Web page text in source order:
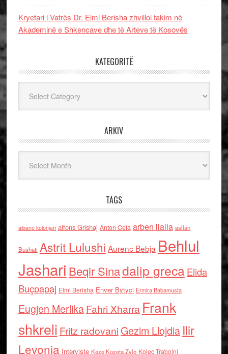
Kryetari i Vatrës Dr. Elmi Berisha zhvilloi takim në
Akademinë e Shkencave dhe të Arteve të Kosovës
KATEGORITË
ARKIV
TAGS
albano kolonjari alfons Grishaj Anton Cefa arben llalla asllan
Bushati Astrit Lulushi Aurenc Bebja Behlul
Jashari Beqir Sinadalip grecaElida
Buçpapaj Elmi Berisha Enver Bytyci Ermira Babamusta
Eugjen MerlikaFahri Xharra Frank
shkreli Fritz radovaniGezim Llojdia Ilir
Levonja Interviste Keze Kozeta Zylo Kolec Traboini